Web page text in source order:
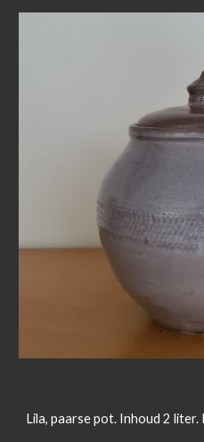
Lila, paarse pot. Inhoud 2